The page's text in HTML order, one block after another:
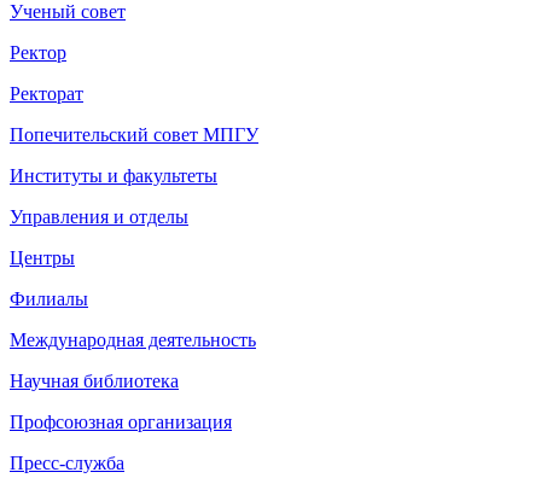
Ученый совет
Ректор
Ректорат
Попечительский совет МПГУ
Институты и факультеты
Управления и отделы
Центры
Филиалы
Международная деятельность
Научная библиотека
Профсоюзная организация
Пресс-служба